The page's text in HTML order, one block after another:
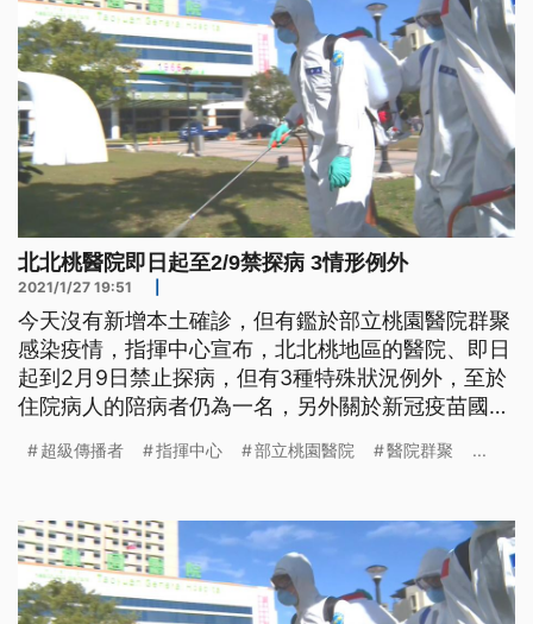
北北桃醫院即日起至2/9禁探病 3情形例外
2021/1/27 19:51
今天沒有新增本土確診，但有鑑於部立桃園醫院群聚
感染疫情，指揮中心宣布，北北桃地區的醫院、即日
起到2月9日禁止探病，但有3種特殊狀況例外，至於
住院病人的陪病者仍為一名，另外關於新冠疫苗國外
序進行中。 部立桃園醫院爆發新冠肺炎院內感染事
施，即日起到2月9日止，北北桃地區所轄醫院，停止
開放探病，住院病人之陪病者仍
超級傳播者 指揮中心 部立桃園醫院 醫院群聚 ...